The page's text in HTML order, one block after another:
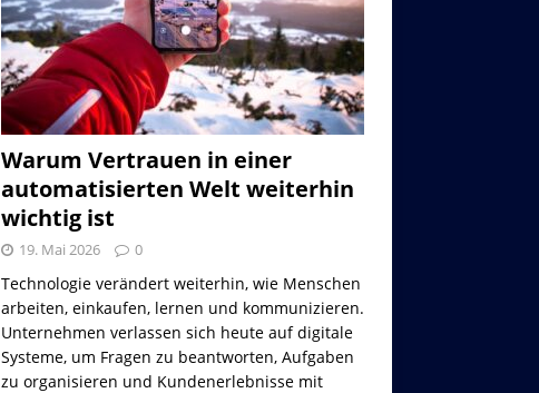
Warum Vertrauen in einer
automatisierten Welt weiterhin
wichtig ist
19. Mai 2026 0
Technologie verändert weiterhin, wie Menschen
arbeiten, einkaufen, lernen und kommunizieren.
Unternehmen verlassen sich heute auf digitale
Systeme, um Fragen zu beantworten, Aufgaben
zu organisieren und Kundenerlebnisse mit